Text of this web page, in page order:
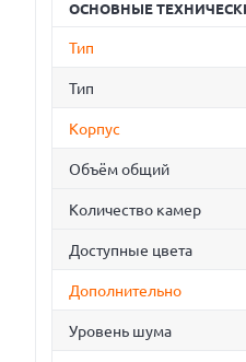
ОСНОВНЫЕ
Тип
Тип
Корпус
Объём общий
Количество камер
Доступные цвета
Дополнительно
Уровень шума